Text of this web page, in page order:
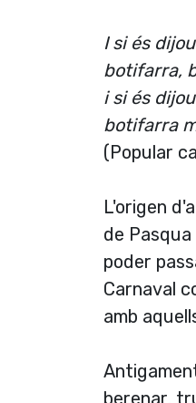
I si és
botifarra,
i si és
botifarra
(Popular
L'origen
de
poder
Carnaval
amb
berenar,